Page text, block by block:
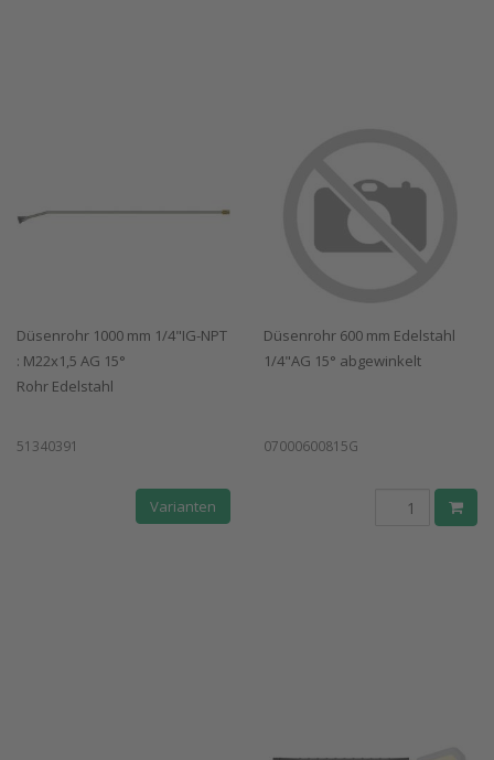
Düsenrohr 1000 mm 1/4"IG-NPT
: M22x1,5 AG 15°
Rohr Edelstahl
51340391
Varianten
Düsenrohr 600 mm Edelstahl
1/4"AG 15° abgewinkelt
07000600815G